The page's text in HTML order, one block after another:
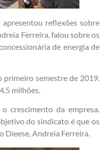
reflexões sobre
Ferreira, falou sobre os
de energia de
primeiro semestre de 2019.
milhões.
crescimento da empresa.
do sindicato é que os
Dieese, Andreia Ferreira.